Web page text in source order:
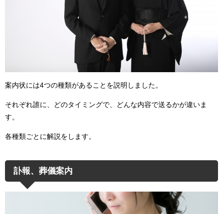
案内状には4つの種類があることを説明しました。
それぞれ誰に、どのタイミングで、どんな内容で送るかが違いま
す。
各種類ごとに解説をします。
訃報、葬儀案内